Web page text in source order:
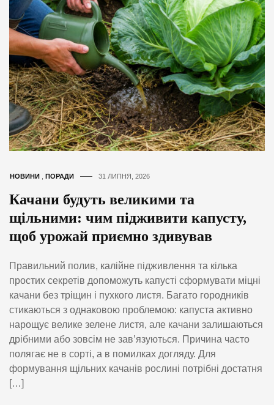
НОВИНИ ПОРАДИ 31 ЛИПНЯ, 2026
Качани будуть великими та
щільними: чим підживити капусту,
щоб урожай приємно здивував
Правильний полив, калійне підживлення та кілька
простих секретів допоможуть капусті сформувати міцні
качани без тріщин і пухкого листя. Багато городників
стикаються з однаковою проблемою: капуста активно
нарощує велике зелене листя, але качани залишаються
дрібними або зовсім не зав’язуються. Причина часто
полягає не в сорті, а в помилках догляду. Для
формування щільних качанів рослині потрібні достатня
[…]